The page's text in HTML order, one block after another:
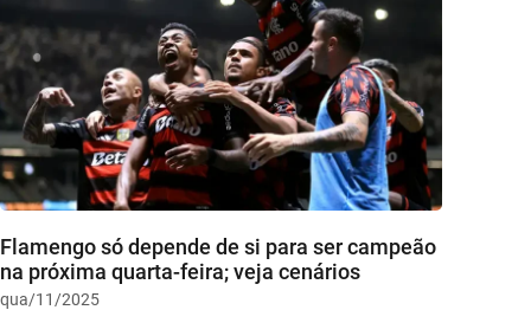
Flamengo só depende de si para ser campeão
na próxima quarta-feira; veja cenários
qua/11/2025